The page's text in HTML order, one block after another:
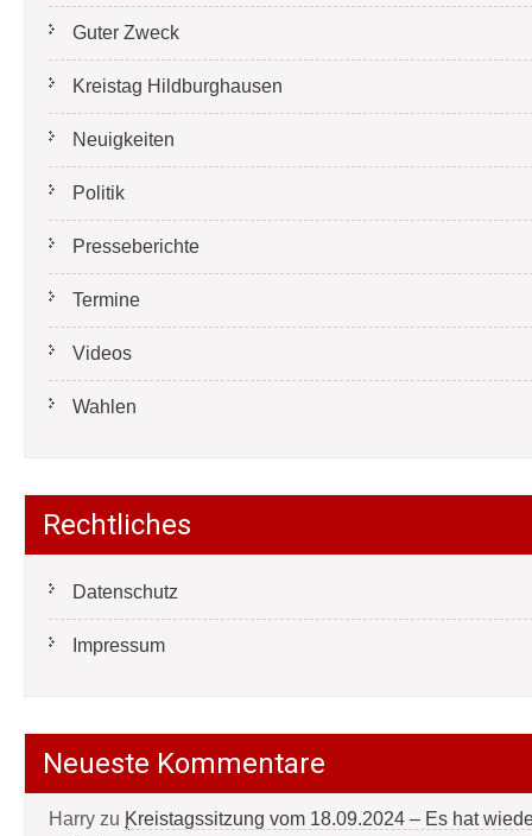
Guter Zweck
Kreistag Hildburghausen
Neuigkeiten
Politik
Presseberichte
Termine
Videos
Wahlen
Rechtliches
Datenschutz
Impressum
Neueste Kommentare
Harry zu Kreistagssitzung vom 18.09.2024 – Es hat